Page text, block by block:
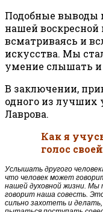
Подобные выводы
нашей
всматриваясь и
искусства. Мы
умение слышать
В заключении,
одного из лучших
Лаврова.
Как я
голос
Услышать другого
что человек может
нашей духовной жизни.
говорит наша совесть.
сильно захотеть и